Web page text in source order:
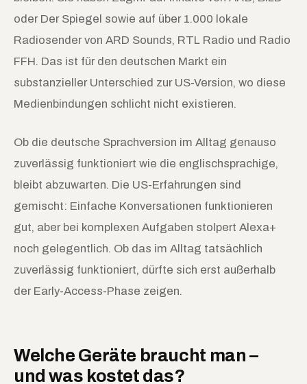
oder Der Spiegel sowie auf über 1.000 lokale
Radiosender von ARD Sounds, RTL Radio und Radio
FFH. Das ist für den deutschen Markt ein
substanzieller Unterschied zur US-Version, wo diese
Medienbindungen schlicht nicht existieren.
Ob die deutsche Sprachversion im Alltag genauso
zuverlässig funktioniert wie die englischsprachige,
bleibt abzuwarten. Die US-Erfahrungen sind
gemischt: Einfache Konversationen funktionieren
gut, aber bei komplexen Aufgaben stolpert Alexa+
noch gelegentlich. Ob das im Alltag tatsächlich
zuverlässig funktioniert, dürfte sich erst außerhalb
der Early-Access-Phase zeigen.
Welche Geräte braucht man –
und was kostet das?